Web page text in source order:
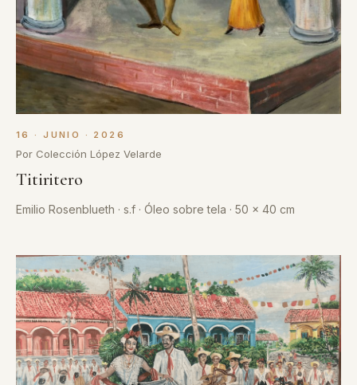
16 · JUNIO · 2026
Por Colección López Velarde
Titiritero
Emilio Rosenblueth · s.f · Óleo sobre tela · 50 x 40 cm